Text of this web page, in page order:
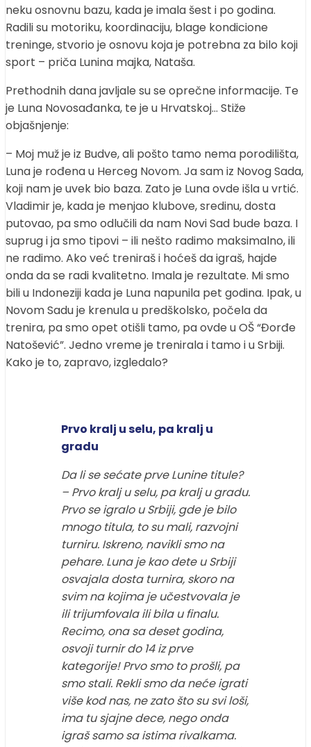
neku osnovnu bazu, kada je imala šest i po godina.
Radili su motoriku, koordinaciju, blage kondicione
treninge, stvorio je osnovu koja je potrebna za bilo koji
sport – priča Lunina majka, Nataša.
Prethodnih dana javljale su se oprečne informacije. Te
je Luna Novosađanka, te je u Hrvatskoj… Stiže
objašnjenje:
– Moj muž je iz Budve, ali pošto tamo nema porodilišta,
Luna je rođena u Herceg Novom. Ja sam iz Novog Sada,
koji nam je uvek bio baza. Zato je Luna ovde išla u vrtić.
Vladimir je, kada je menjao klubove, sredinu, dosta
putovao, pa smo odlučili da nam Novi Sad bude baza. I
suprug i ja smo tipovi – ili nešto radimo maksimalno, ili
ne radimo. Ako već treniraš i hoćeš da igraš, hajde
onda da se radi kvalitetno. Imala je rezultate. Mi smo
bili u Indoneziji kada je Luna napunila pet godina. Ipak, u
Novom Sadu je krenula u predškolsko, počela da
trenira, pa smo opet otišli tamo, pa ovde u OŠ “Đorđe
Natošević”. Jedno vreme je trenirala i tamo i u Srbiji.
Kako je to, zapravo, izgledalo?
Prvo kralj u selu, pa kralj u
gradu
Da li se sećate prve Lunine titule?
– Prvo kralj u selu, pa kralj u gradu.
Prvo se igralo u Srbiji, gde je bilo
mnogo titula, to su mali, razvojni
turniru. Iskreno, navikli smo na
pehare. Luna je kao dete u Srbiji
osvajala dosta turnira, skoro na
svim na kojima je učestvovala je
ili trijumfovala ili bila u finalu.
Recimo, ona sa deset godina,
osvoji turnir do 14 iz prve
kategorije! Prvo smo to prošli, pa
smo stali. Rekli smo da neće igrati
više kod nas, ne zato što su svi loši,
ima tu sjajne dece, nego onda
igraš samo sa istima rivalkama.